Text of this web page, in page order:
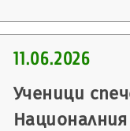
11.06.2026
Ученици